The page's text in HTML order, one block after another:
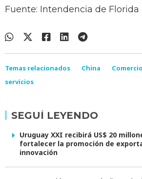
Fuente: Intendencia de Florida
Temas relacionados China Comercio
servicios
SEGUÍ LEYENDO
Uruguay XXI recibirá US$ 20
fortalecer la promoción de
innovación